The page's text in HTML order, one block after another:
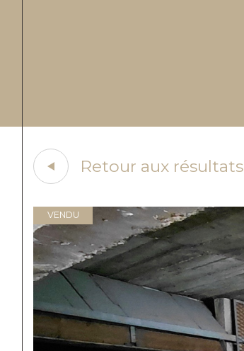
Retour aux résultats
VENDU